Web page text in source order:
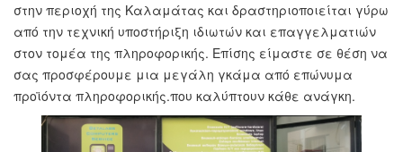
στην περιοχή της Καλαμάτας και δραστηριοποιείται γύρω
από την τεχνική υποστήριξη ιδιωτών και επαγγελματιών
στον τομέα της πληροφορικής. Επίσης είμαστε σε θέση να
σας προσφέρουμε μια μεγάλη γκάμα από επώνυμα
προϊόντα πληροφορικής.που καλύπτουν κάθε ανάγκη.